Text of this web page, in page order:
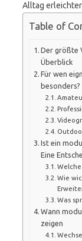
Alltag
Table of
Der größte
Überblick
Für wen
besonders?
Ist ein
Eine
Wie
Was
Wann
zeigen